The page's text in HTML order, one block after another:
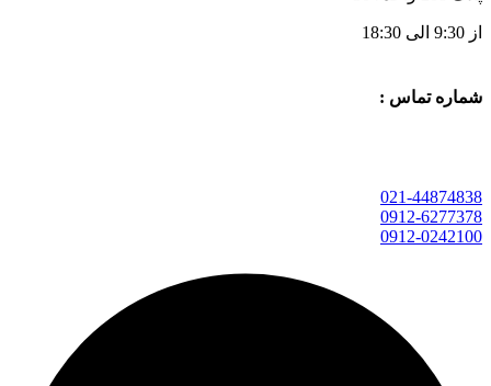
از 9:30 الی 18:30
شماره تماس :
021-44874838
0912-6277378
0912-0242100